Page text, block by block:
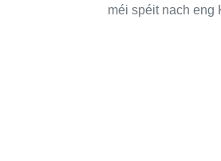
méi spéit nach eng